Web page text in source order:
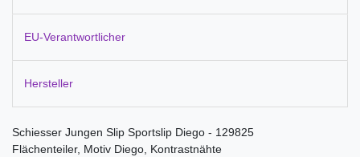
EU-Verantwortlicher
Hersteller
Schiesser Jungen Slip Sportslip Diego - 129825
Flächenteiler, Motiv Diego, Kontrastnähte